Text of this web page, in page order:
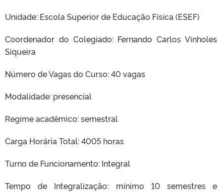
Unidade: Escola Superior de Educação Física (ESEF)
Coordenador do Colegiado: Fernando Carlos Vinholes
Siqueira
Número de Vagas do Curso: 40 vagas
Modalidade: presencial
Regime acadêmico: semestral
Carga Horária Total: 4005 horas
Turno de Funcionamento: Integral
Tempo de Integralização: mínimo 10 semestres e